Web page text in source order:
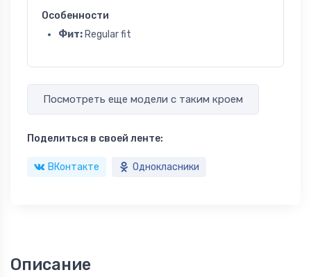
Особенности
Фит: Regular fit
Посмотреть еще модели с таким кроем
Поделиться в своей ленте:
ВКонтакте Однокласники
Описание